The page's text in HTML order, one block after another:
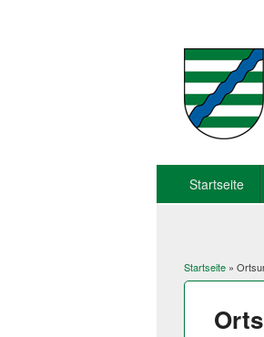
Startseite
Sie
Startseite »